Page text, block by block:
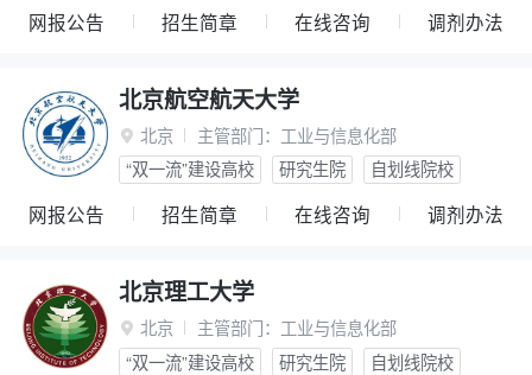
网报公告 招生简章 在线咨询 调剂办法
北京航空航天大学
 北京 主管部门： 工业与信息化部
“双一流”建设高校
研究生院 自划线院校
网报公告 招生简章 在线咨询 调剂办法
北京理工大学
 北京 主管部门： 工业与信息化部
“双一流”建设高校
研究生院 自划线院校